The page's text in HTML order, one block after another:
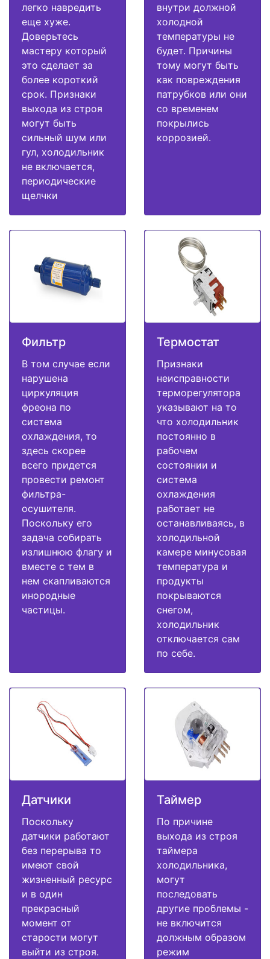
легко навредить
еще хуже.
Доверьтесь
мастеру который
это сделает за
более короткий
срок. Признаки
выхода из строя
могут быть
сильный шум или
гул, холодильник
не включается,
периодические
щелчки
внутри должной
холодной
температуры не
будет. Причины
тому могут быть
как повреждения
патрубков или они
со временем
покрылись
коррозией.
Фильтр
В том случае если
нарушена
циркуляция
фреона по
система
охлаждения, то
здесь скорее
всего придется
провести ремонт
фильтра-
осушителя.
Поскольку его
задача собирать
излишнюю флагу и
вместе с тем в
нем скапливаются
инородные
частицы.
Термостат
Признаки
неисправности
терморегулятора
указывают на то
что холодильник
постоянно в
рабочем
состоянии и
система
охлаждения
работает не
останавливаясь, в
холодильной
камере минусовая
температура и
продукты
покрываются
снегом,
холодильник
отключается сам
по себе.
Датчики
Поскольку
датчики работают
без перерыва то
имеют свой
жизненный ресурс
и в один
прекрасный
момент от
старости могут
выйти из строя.
Таймер
По причине
выхода из строя
таймера
холодильника,
могут
последовать
другие проблемы -
не включится
должным образом
режим